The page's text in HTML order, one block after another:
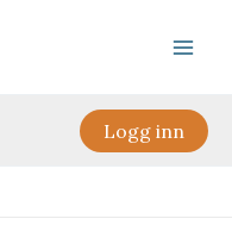
Logg inn